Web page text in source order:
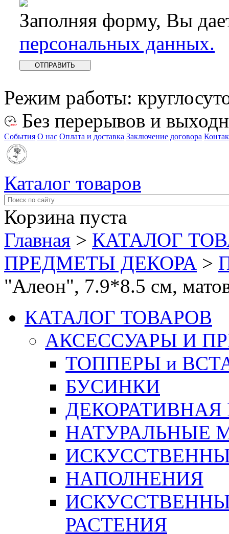
Заполняя форму, Вы
персональных данных.
Режим работы:
Без перерывов и
События О нас Оплата и доставка Заключение договора
Каталог товаров
Корзина пуста
Главная > КАТАЛОГ
ПРЕДМЕТЫ ДЕКОРА >
"Алеон", 7.9*8.5 см,
КАТАЛОГ ТОВАРОВ
АКСЕССУАРЫ И
ТОППЕРЫ и
БУСИНКИ
ДЕКОРАТИВНАЯ
НАТУРАЛЬНЫЕ
НАПОЛНЕНИЯ
РАСТЕНИЯ